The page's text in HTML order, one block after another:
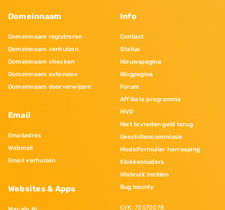
Domeinnaam
Domeinnaam registreren
Domeinnaam verhuizen
Domeinnaam checken
Domeinnaam extensies
Domeinnaam doorverwijzen
Email
Emailadres
Webmail
Email verhuizen
Websites & Apps
Info
Contact
Status
Nieuwspagina
Blogpagina
Forum
Affiliate programma
MVO
Niet tevreden geld terug
Geschillencommissie
Modelformulier herroeping
Klokkenluiders
Misbruik melden
Bug bounty
KVK: 70570078